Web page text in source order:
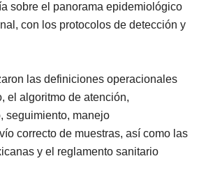
sobre el panorama epidemiológico
con los protocolos de detección y
las definiciones operacionales
el algoritmo de atención,
seguimiento, manejo
correcto de muestras, así como las
y el reglamento sanitario